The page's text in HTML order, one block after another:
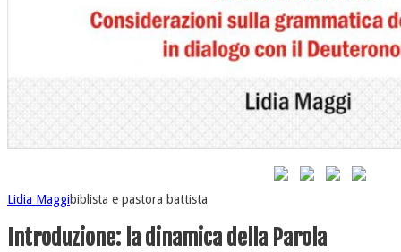
Lidia Maggibiblista e pastora battista
Introduzione: la dinamica della Parola